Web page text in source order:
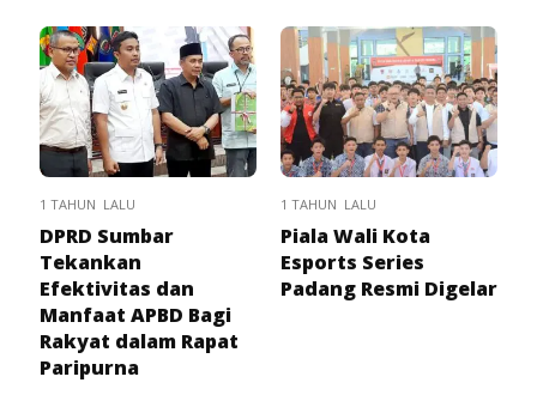
1 TAHUN LALU
DPRD Sumbar
Tekankan
Efektivitas dan
Manfaat APBD Bagi
Rakyat dalam Rapat
Paripurna
1 TAHUN LALU
Piala Wali Kota
Esports Series
Padang Resmi Digelar